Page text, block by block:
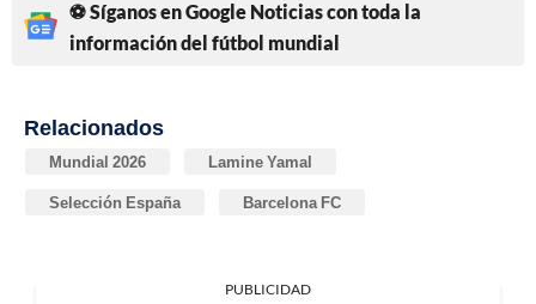
⚽ Síganos en Google Noticias con toda la
información del fútbol mundial
Relacionados
Mundial 2026 Lamine Yamal
Selección España Barcelona FC
PUBLICIDAD